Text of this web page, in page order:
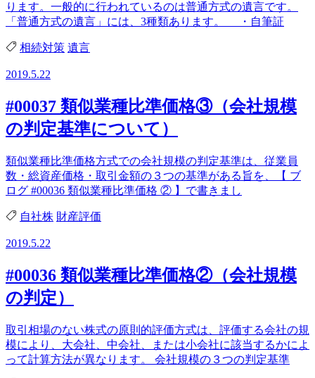
ります。一般的に行われているのは普通方式の遺言です。
「普通方式の遺言」には、3種類あります。 ・自筆証
相続対策 遺言
2019.5.22
#00037 類似業種比準価格③（会社規模
の判定基準について）
類似業種比準価格方式での会社規模の判定基準は、従業員
数・総資産価格・取引金額の３つの基準がある旨を、【 ブ
ログ #00036 類似業種比準価格 ② 】で書きまし
自社株 財産評価
2019.5.22
#00036 類似業種比準価格②（会社規模
の判定）
取引相場のない株式の原則的評価方式は、評価する会社の規
模により、大会社、中会社、または小会社に該当するかによ
って計算方法が異なります。 会社規模の３つの判定基準